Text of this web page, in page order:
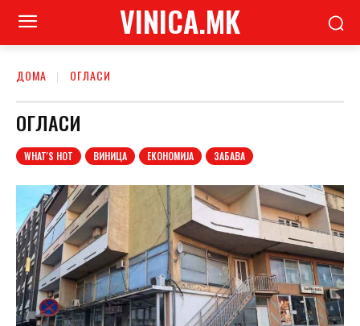
VINICA.MK
ДОМА ОГЛАСИ
ОГЛАСИ
WHAT'S HOT ВИНИЦА ЕКОНОМИЈА ЗАБАВА